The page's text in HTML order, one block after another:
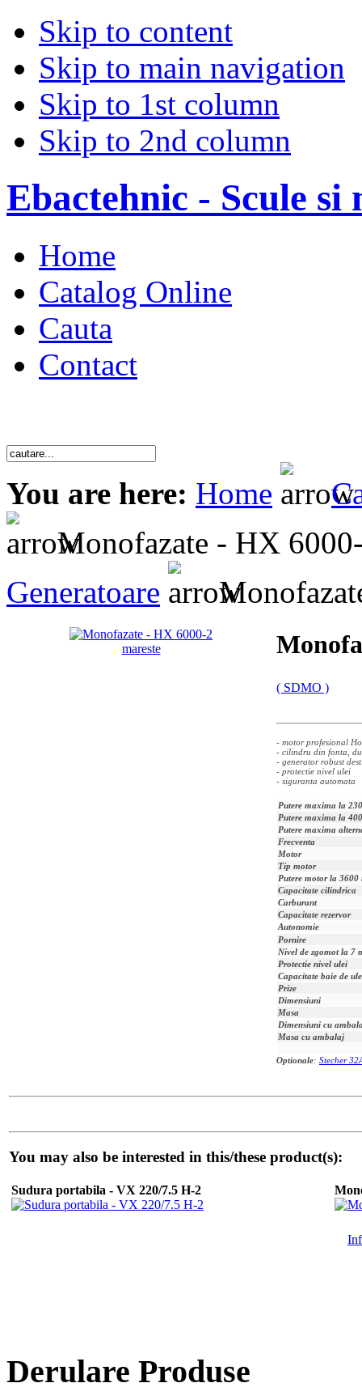
Skip to content
Skip to main navigation
Skip to 1st column
Skip to 2nd column
Ebactehnic - Scule si
Home
Catalog Online
Cauta
Contact
You are here: Home
Monofazate - HX
Generatoare
mareste
( SDMO )
- motor profesional
- cilindru din fonta,
- generator robust
- protectie nivel ulei
- siguranta automata
Putere maxima la
Putere maxima la
Putere maxima
Frecventa
Motor
Tip motor
Putere motor la 3600
Capacitate cilindrica
Carburant
Capacitate rezervor
Autonomie
Pornire
Nivel de zgomot la 7
Protectie nivel ulei
Capacitate baie de
Prize
Dimensiuni
Masa
Dimensiuni cu
Masa cu ambalaj
Optionale: Stecher
You may also be interested in this/these product(s):
Sudura portabila - VX 220/7.5 H-2
Derulare Produse